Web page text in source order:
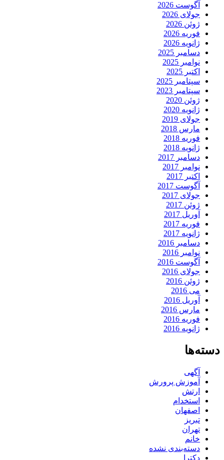
آگوست 2026
جولای 2026
ژوئن 2026
فوریه 2026
ژانویه 2026
دسامبر 2025
نوامبر 2025
اکتبر 2025
سپتامبر 2025
سپتامبر 2023
ژوئن 2020
ژانویه 2020
جولای 2019
مارس 2018
فوریه 2018
ژانویه 2018
دسامبر 2017
نوامبر 2017
اکتبر 2017
آگوست 2017
جولای 2017
ژوئن 2017
آوریل 2017
فوریه 2017
ژانویه 2017
دسامبر 2016
نوامبر 2016
آگوست 2016
جولای 2016
ژوئن 2016
می 2016
آوریل 2016
مارس 2016
فوریه 2016
ژانویه 2016
دسته‌ها
آگهی
آموزش پرورش
ارتش
استخدام
اصفهان
تبریز
تهران
خانم
دسته‌بندی نشده
دکترا